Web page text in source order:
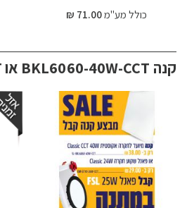
כולל מע"מ71.00 ₪
קנה BKL6060-40W-CCT או GT10-24W-CCT